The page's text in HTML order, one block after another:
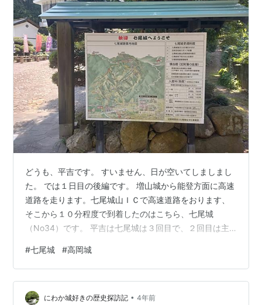
どうも、平吉です。 すいません、日が空いてしましまし
た。 では１日目の後編です。 増山城から能登方面に高速
道路を走ります。七尾城山ＩＣで高速道路をおります、
そこから１０分程度で到着したのはこちら、七尾城
（No34）です。 平吉は七尾城は３回目で、２回目は主
事にあげてますので、よろしければ見てください😄 今回
は時間がなかったので、スタンプのみいただきました。
スタンプは、七尾城史資料館にございます。 こちらでは
七尾城ＣＧ映像や展示物がございます。 youtubeにもア
#七尾城 #高岡城
にわか城好きの歴史探訪記 • 4年前